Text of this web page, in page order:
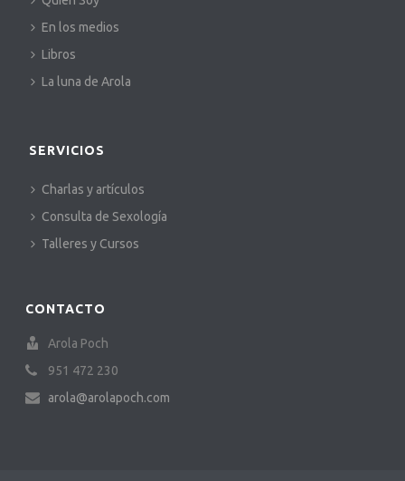
En los medios
Libros
La luna de Arola
SERVICIOS
Charlas y artículos
Consulta de Sexología
Talleres y Cursos
CONTACTO
Arola Poch
951 472 230
arola@arolapoch.com